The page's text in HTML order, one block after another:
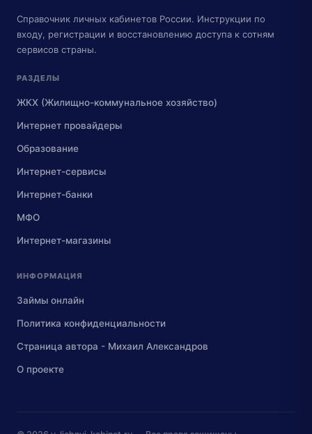
Справочник личных кабинетов России. Инструкции по
входу, регистрации и восстановлению доступа к сотням
сервисов страны.
РАЗДЕЛЫ
ЖКХ (Жилищно-коммунальное хозяйство)
Интернет провайдеры
Образование
Интернет-сервисы
Интернет-банки
МФО
Интернет-магазины
ИНФОРМАЦИЯ
Займы онлайн
Политика конфиденциальности
Страница автора - Михаил Александров
О проекте